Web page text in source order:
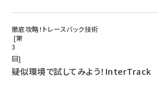
徹底攻略！トレースバック技術
第
3
回
疑似環境で試してみよう！InterTrack